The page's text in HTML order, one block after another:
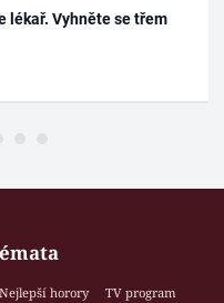
lékař. Vyhněte se třem
Nejlepší horory
TV program